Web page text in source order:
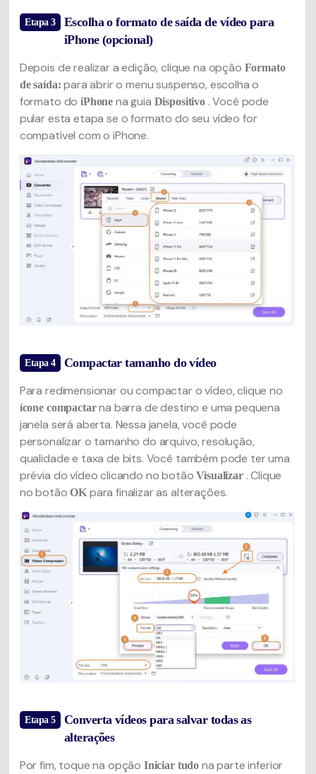
Etapa 3
Escolha o formato de saída de vídeo para
iPhone (opcional)
Depois de realizar a edição, clique na opção Formato
de saída: para abrir o menu suspenso, escolha o
formato doiPhone na guia Dispositivo. Você pode
pular esta etapa se o formato do seu vídeo for
compatível com o iPhone.
Etapa 4 Compactar tamanho do vídeo
Para redimensionar ou compactar o vídeo, clique no
ícone compactarna barra de destino e uma pequena
janela será aberta. Nessa janela, você pode
personalizar o tamanho do arquivo, resolução,
qualidade e taxa de bits. Você também pode ter uma
prévia do vídeo clicando no botãoVisualizar. Clique
no botãoOKpara finalizar as alterações.
Etapa 5
Converta vídeos para salvar todas as
alterações
Por fim, toque na opção Iniciar tudo na parte inferior